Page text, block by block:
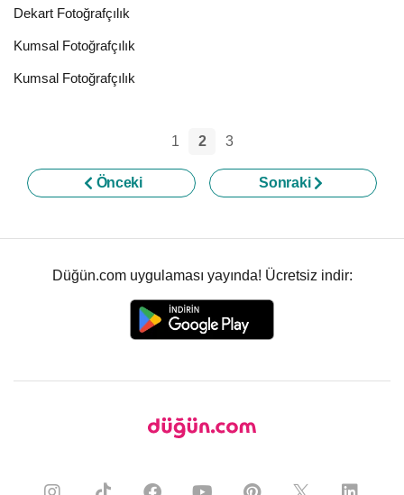
Dekart Fotoğrafçılık
Kumsal Fotoğrafçılık
Kumsal Fotoğrafçılık
1 2 3
Önceki Sonraki
Düğün.com uygulaması yayında! Ücretsiz indir: